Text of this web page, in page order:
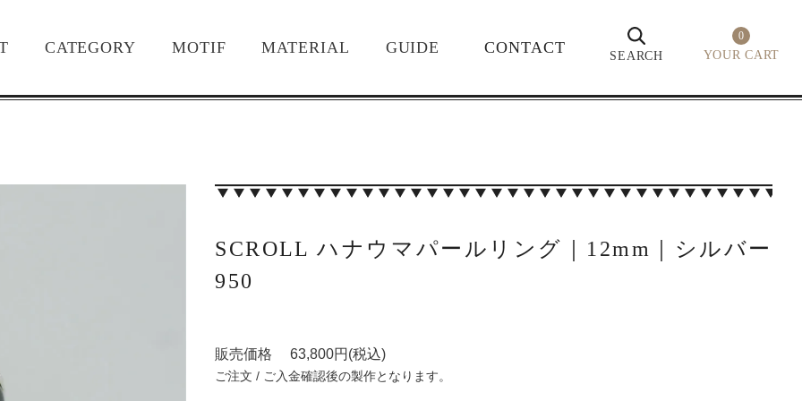
CATEGORY MOTIF MATERIAL GUIDE CONTACT SEARCH
0
YOUR CART
SCROLL ハナウマパールリング｜12mm｜シルバー
950
販売価格 63,800円(税込)
ご注文 / ご入金確認後の製作となります。